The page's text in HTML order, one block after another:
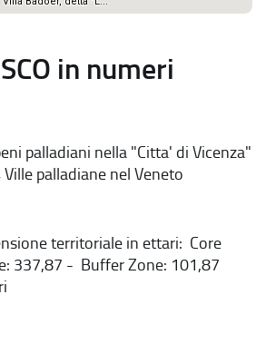
in numeri
palladiani nella "Citta' di Vicenza"
Ville palladiane nel Veneto
territoriale in ettari: Core
337,87 - Buffer Zone: 101,87